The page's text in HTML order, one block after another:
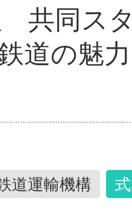
共同ス
道の魅
道運輸機構